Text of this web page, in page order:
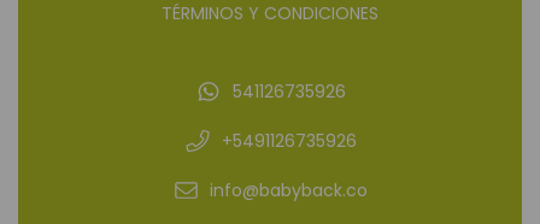
TÉRMINOS Y CONDICIONES
541126735926
+5491126735926
info@babyback.co